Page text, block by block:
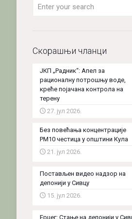
Скорашњи чланци
ЈКП „Радник“: Апел за
рационалну потрошњу воде,
креће појачана контрола на
терену
27. јул 2026.
Без повећања концентрације
PM10 честица у општини Кула
21. јул 2026.
Постављен видео надзор на
депонији у Сивцу
15. јул 2026.
Ерцег: Стање на депонији у